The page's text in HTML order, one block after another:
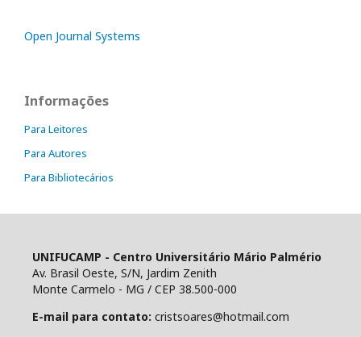
Open Journal Systems
Informações
Para Leitores
Para Autores
Para Bibliotecários
UNIFUCAMP - Centro Universitário Mário Palmério
Av. Brasil Oeste, S/N, Jardim Zenith
Monte Carmelo - MG / CEP 38.500-000
E-mail para contato: cristsoares@hotmail.com